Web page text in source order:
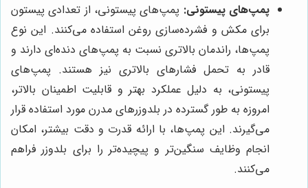
پمپ‌های پیستونی: پمپ‌های پیستونی، از تعدادی پیستون
برای مکش و فشرده‌سازی روغن استفاده می‌کنند. این نوع
پمپ‌ها، راندمان بالاتری نسبت به پمپ‌های دنده‌ای دارند و
قادر به تحمل فشارهای بالاتری نیز هستند. پمپ‌های
پیستونی، به دلیل عملکرد بهتر و قابلیت اطمینان بالاتر،
امروزه به طور گسترده در بلدوزرهای مدرن مورد استفاده قرار
می‌گیرند. این پمپ‌ها، با ارائه قدرت و دقت بیشتر، امکان
انجام وظایف سنگین‌تر و پیچیده‌تر را برای بلدوزر فراهم
می‌کنند.